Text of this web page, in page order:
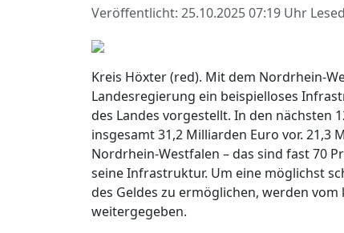
Veröffentlicht: 25.10.2025 07:19 Uhr
Kreis Höxter (red). Mit dem Nordrhein-
Landesregierung ein beispielloses
des Landes vorgestellt. In den nächsten
insgesamt 31,2 Milliarden Euro vor.
Nordrhein-Westfalen – das sind fast 70
seine Infrastruktur. Um eine möglichst
des Geldes zu ermöglichen, werden
weitergegeben.